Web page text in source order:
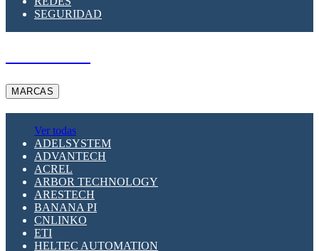
SEGURIDAD
MARCAS
Ver todas
ADELSYSTEM
ADVANTECH
ACREL
ARBOR TECHNOLOGY
ARESTECH
BANANA PI
CNLINKO
ETI
HELTEC AUTOMATION